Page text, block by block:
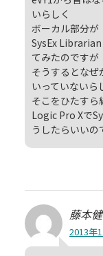
いらしく
ボーカル部分が
SysEx Librarian
てみたのですが
そうするとな
いっていないら
そこをひたすら
Logic Pro Xで
うしたらいいの
藤本健
2013年